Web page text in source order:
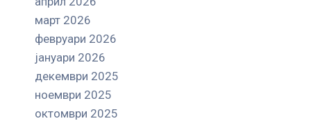
март 2026
февруари 2026
јануари 2026
декември 2025
ноември 2025
октомври 2025